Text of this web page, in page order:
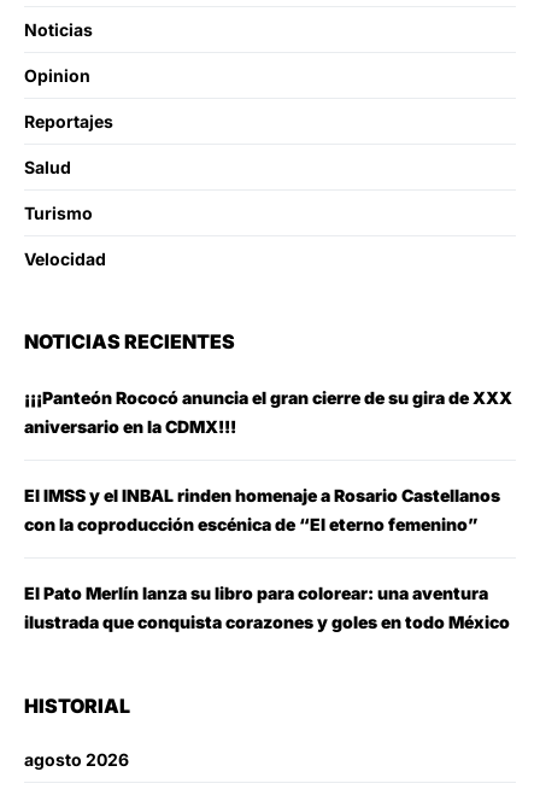
Noticias
Opinion
Reportajes
Salud
Turismo
Velocidad
NOTICIAS RECIENTES
¡¡¡Panteón Rococó anuncia el gran cierre de su gira de XXX
aniversario en la CDMX!!!
El IMSS y el INBAL rinden homenaje a Rosario Castellanos
con la coproducción escénica de “El eterno femenino”
El Pato Merlín lanza su libro para colorear: una aventura
ilustrada que conquista corazones y goles en todo México
HISTORIAL
agosto 2026